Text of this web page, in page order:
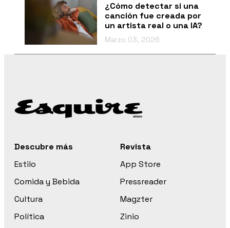
¿Cómo detectar si una
canción fue creada por
un artista real o una IA?
Marzo 03, 2026
Descubre más
Estilo
Comida y Bebida
Cultura
Política
Revista
App Store
Pressreader
Magzter
Zinio